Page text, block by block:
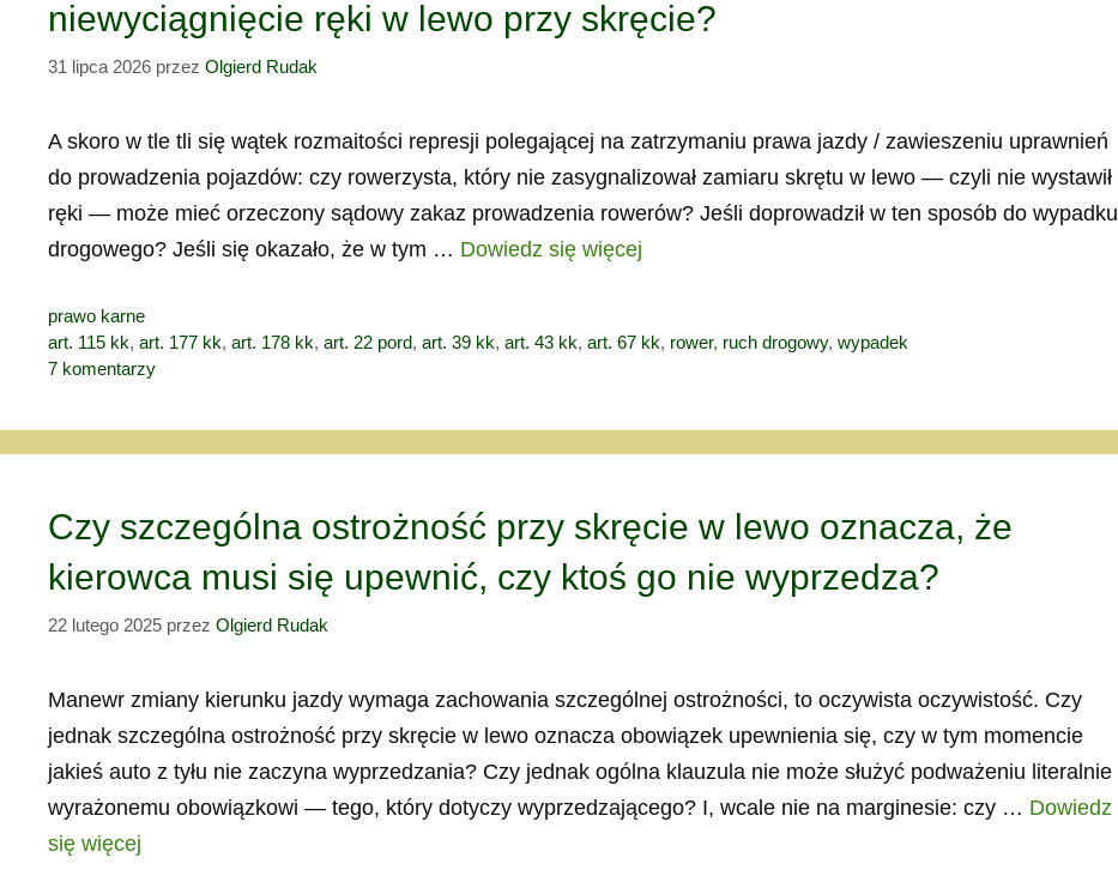
niewyciągnięcie ręki w lewo przy skręcie?
31 lipca 2026 przez Olgierd Rudak
A skoro w tle tli się wątek rozmaitości represji polegającej na zatrzymaniu prawa jazdy / zawieszeniu uprawnień
do prowadzenia pojazdów: czy rowerzysta, który nie zasygnalizował zamiaru skrętu w lewo — czyli nie wystawił
ręki — może mieć orzeczony sądowy zakaz prowadzenia rowerów? Jeśli doprowadził w ten sposób do wypadku
drogowego? Jeśli się okazało, że w tym … Dowiedz się więcej
Kategorie
prawo karne
Tagi
art. 115 kk, art. 177 kk, art. 178 kk, art. 22 pord, art. 39 kk, art. 43 kk, art. 67 kk, rower, ruch drogowy, wypadek
7 komentarzy
Czy szczególna ostrożność przy skręcie w lewo oznacza, że
kierowca musi się upewnić, czy ktoś go nie wyprzedza?
22 lutego 2025 przez Olgierd Rudak
Manewr zmiany kierunku jazdy wymaga zachowania szczególnej ostrożności, to oczywista oczywistość. Czy
jednak szczególna ostrożność przy skręcie w lewo oznacza obowiązek upewnienia się, czy w tym momencie
jakieś auto z tyłu nie zaczyna wyprzedzania? Czy jednak ogólna klauzula nie może służyć podważeniu literalnie
wyrażonemu obowiązkowi — tego, który dotyczy wyprzedzającego? I, wcale nie na marginesie: czy … Dowiedz
się więcej